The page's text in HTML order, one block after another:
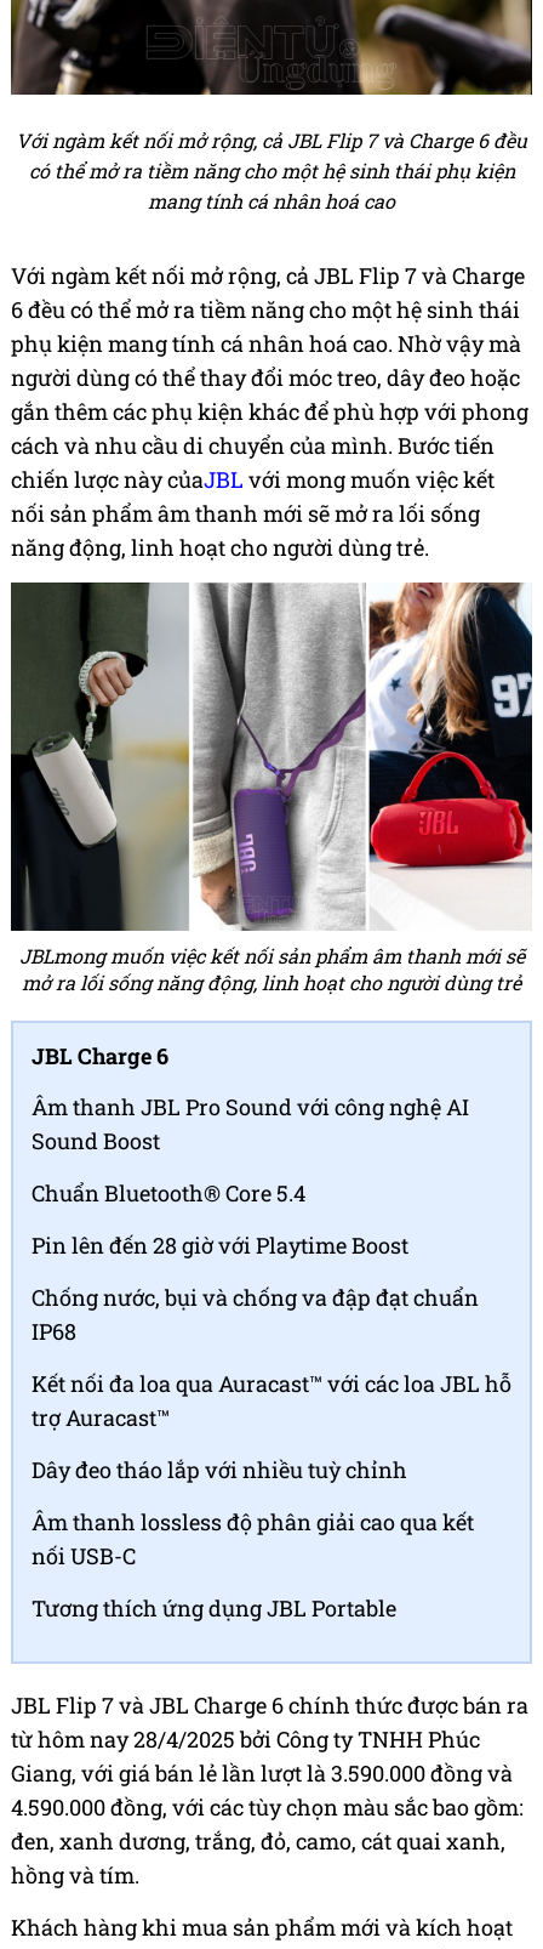
Với ngàm kết nối mở rộng, cả JBL Flip 7 và Charge 6 đều
có thể mở ra tiềm năng cho một hệ sinh thái phụ kiện
mang tính cá nhân hoá cao
Với ngàm kết nối mở rộng, cả JBL Flip 7 và Charge
6 đều có thể mở ra tiềm năng cho một hệ sinh thái
phụ kiện mang tính cá nhân hoá cao. Nhờ vậy mà
người dùng có thể thay đổi móc treo, dây đeo hoặc
gắn thêm các phụ kiện khác để phù hợp với phong
cách và nhu cầu di chuyển của mình. Bước tiến
chiến lược này củaJBL với mong muốn việc kết
nối sản phẩm âm thanh mới sẽ mở ra lối sống
năng động, linh hoạt cho người dùng trẻ.
JBLmong muốn việc kết nối sản phẩm âm thanh mới sẽ
mở ra lối sống năng động, linh hoạt cho người dùng trẻ
JBL Charge 6
Âm thanh JBL Pro Sound với công nghệ AI
Sound Boost
Chuẩn Bluetooth® Core 5.4
Pin lên đến 28 giờ với Playtime Boost
Chống nước, bụi và chống va đập đạt chuẩn
IP68
Kết nối đa loa qua Auracast™ với các loa JBL hỗ
trợ Auracast™
Dây đeo tháo lắp với nhiều tuỳ chỉnh
Âm thanh lossless độ phân giải cao qua kết
nối USB-C
Tương thích ứng dụng JBL Portable
JBL Flip 7 và JBL Charge 6 chính thức được bán ra
từ hôm nay 28/4/2025 bởi Công ty TNHH Phúc
Giang, với giá bán lẻ lần lượt là 3.590.000 đồng và
4.590.000 đồng, với các tùy chọn màu sắc bao gồm:
đen, xanh dương, trắng, đỏ, camo, cát quai xanh,
hồng và tím.
Khách hàng khi mua sản phẩm mới và kích hoạt